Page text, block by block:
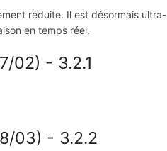
réduite. Il est désormais ultra-
en temps réel.
02) - 3.2.1
03) - 3.2.2